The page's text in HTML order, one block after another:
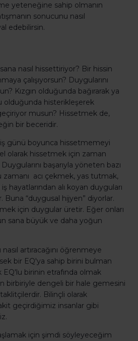
yeteneğine sahip olmanın
sonucunu nasıl
edebilirsin.
nasıl hissettiriyor? Bir hissin
çalışıyorsun? Duygularını
Kızgın olduğunda bağırarak ya
olduğunda histerikleşerek
musun? Hissetmek de,
bir beceridir.
günü boyunca hissetmemeyi
olarak hissetmek için zaman
başarıyla yöneten bazı
zamanı acı çekmek, yas tutmak,
hayatlarından alı koyan duyguları
Buna “duygusal hijyen” diyorlar.
için duygular üretir. Eğer onları
sana büyük ve daha yoğun
nasıl artıracağını öğrenmeye
bir EQ'ya sahip birini bulman
EQ'lu birinin etrafında olmak
birbiriyle dengeli bir hale gemesini
Bilinçli olarak
geçirdiğimiz insanlar gibi
için şimdi söyleyeceğim